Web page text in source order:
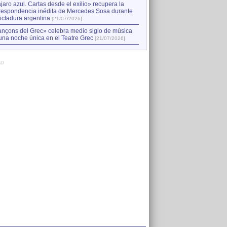
azul. Cartas desde el exilio» recupera la
inédita de Mercedes Sosa durante
argentina [21/07/2026]
del Grec» celebra medio siglo de música
noche única en el Teatre Grec [21/07/2026]